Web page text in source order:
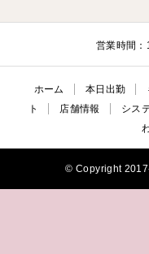
営業時間：
ホーム 本日出勤
ト
店舗情報 シス
© Copyright